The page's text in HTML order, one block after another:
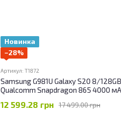
Новинка
−28%
Артикул: T1872
Samsung G981U Galaxy S20 8/
Qualcomm Snapdragon 865 4000
17 499.00 грн
12 599.28 грн